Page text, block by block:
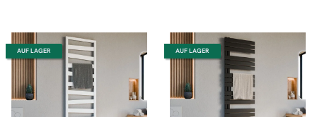
AUF LAGER AUF LAGER